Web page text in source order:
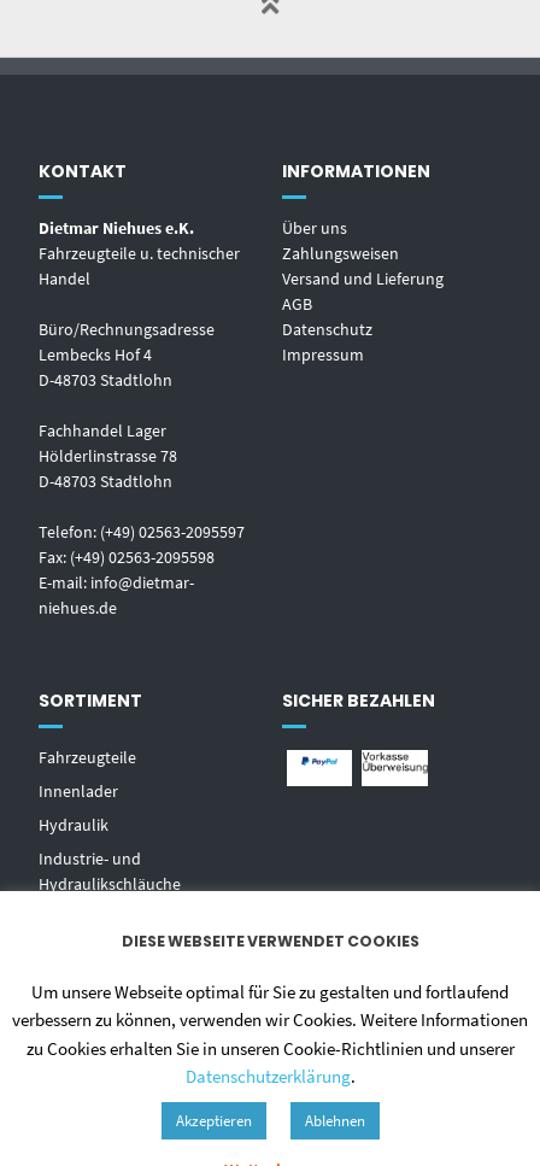
KONTAKT
Dietmar Niehues e.K.
Fahrzeugteile u. technischer
Handel
Büro/Rechnungsadresse
Lembecks Hof 4
D-48703 Stadtlohn
Fachhandel Lager
Hölderlinstrasse 78
D-48703 Stadtlohn
Telefon: (+49) 02563-2095597
Fax: (+49) 02563-2095598
E-mail: info@dietmar-
niehues.de
INFORMATIONEN
Über uns
Zahlungsweisen
Versand und Lieferung
AGB
Datenschutz
Impressum
SORTIMENT
Fahrzeugteile
Innenlader
Hydraulik
Industrie- und
Hydraulikschläuche
Zentralschmierungen
Hochdruckwaschgeräte und
SICHER BEZAHLEN
DIESE WEBSEITE VERWENDET COOKIES
Um unsere Webseite optimal für Sie zu gestalten und fortlaufend
verbessern zu können, verwenden wir Cookies. Weitere Informationen
zu Cookies erhalten Sie in unseren Cookie-Richtlinien und unserer
Datenschutzerklärung.
Akzeptieren Ablehnen